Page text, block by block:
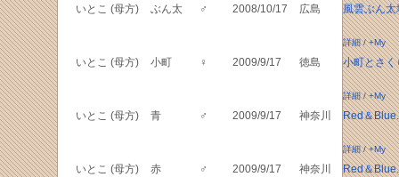
いとこ (母方) ぶん太 ♂ 2008/10/17 広島 風雲ぶん太
詳細/+My
いとこ (母方) 小町 ♀ 2009/9/17 徳島 小町とさく
詳細/+My
いとこ (母方) 青 ♂ 2009/9/17 神奈川 Red＆
詳細/+My
いとこ (母方) 赤 ♂ 2009/9/17 神奈川 Red＆